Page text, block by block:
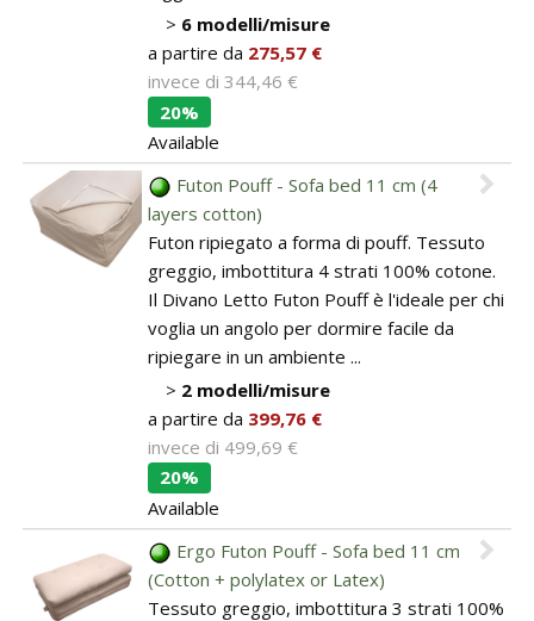
> 6 modelli/misure
a partire da 275,57 €
invece di344,46 €
20%
Available
Futon Pouff - Sofa bed 11 cm (4
layers cotton)
Futon ripiegato a forma di pouff. Tessuto
greggio, imbottitura 4 strati 100% cotone.
Il Divano Letto Futon Pouff è l'ideale per chi
voglia un angolo per dormire facile da
ripiegare in un ambiente ...
> 2 modelli/misure
a partire da 399,76 €
invece di 499,69 €
20%
Available
Ergo Futon Pouff - Sofa bed 11 cm
(Cotton + polylatex or Latex)
Tessuto greggio, imbottitura 3 strati 100%